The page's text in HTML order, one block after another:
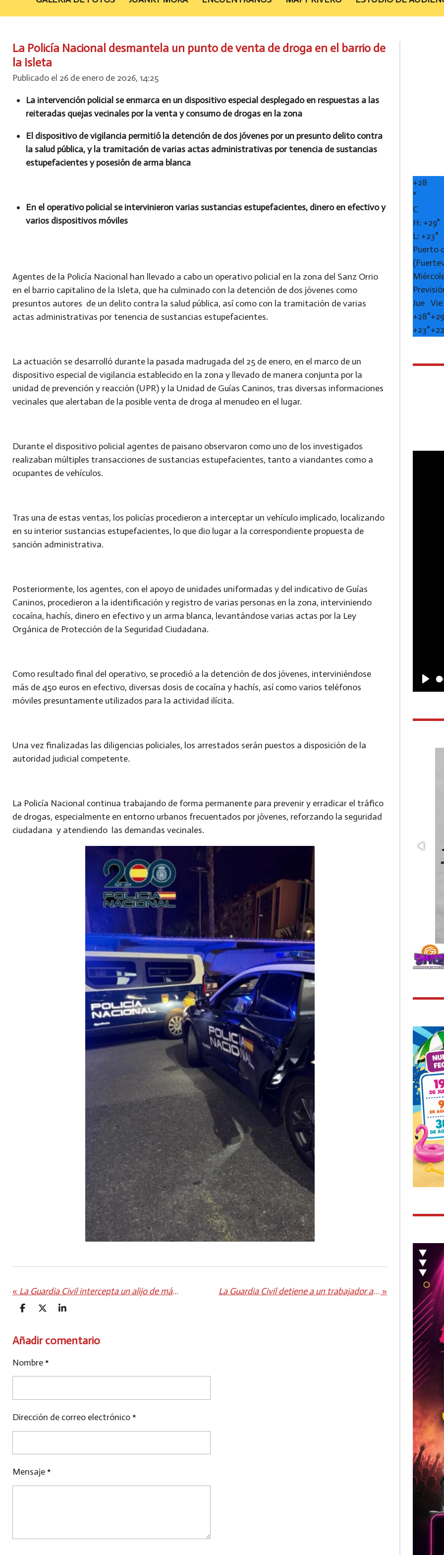
La Policía Nacional desmantela un punto de venta de droga en el barrio de
la Isleta
Publicado el 26 de enero de 2026, 14:25
La intervención policial se enmarca en un dispositivo especial desplegado en respuestas a las
reiteradas quejas vecinales por la venta y consumo de drogas en la zona
El dispositivo de vigilancia permitió la detención de dos jóvenes por un presunto delito contra
la salud pública, y la tramitación de varias actas administrativas por tenencia de sustancias
estupefacientes y posesión de arma blanca
En el operativo policial se intervinieron varias sustancias estupefacientes, dinero en efectivo y
varios dispositivos móviles
Agentes de la Policía Nacional han llevado a cabo un operativo policial en la zona del Sanz Orrio
en el barrio capitalino de la Isleta, que ha culminado con la detención de dos jóvenes como
presuntos autores de un delito contra la salud pública, así como con la tramitación de varias
actas administrativas por tenencia de sustancias estupefacientes.
La actuación se desarrolló durante la pasada madrugada del 25 de enero, en el marco de un
dispositivo especial de vigilancia establecido en la zona y llevado de manera conjunta por la
unidad de prevención y reacción (UPR) y la Unidad de Guías Caninos, tras diversas informaciones
vecinales que alertaban de la posible venta de droga al menudeo en el lugar.
Durante el dispositivo policial agentes de paisano observaron como uno de los investigados
realizaban múltiples transacciones de sustancias estupefacientes, tanto a viandantes como a
ocupantes de vehículos.
Tras una de estas ventas, los policías procedieron a interceptar un vehículo implicado, localizando
en su interior sustancias estupefacientes, lo que dio lugar a la correspondiente propuesta de
sanción administrativa.
Posteriormente, los agentes, con el apoyo de unidades uniformadas y del indicativo de Guías
Caninos, procedieron a la identificación y registro de varias personas en la zona, interviniendo
cocaína, hachís, dinero en efectivo y un arma blanca, levantándose varias actas por la Ley
Orgánica de Protección de la Seguridad Ciudadana.
Como resultado final del operativo, se procedió a la detención de dos jóvenes, interviniéndose
más de 450 euros en efectivo, diversas dosis de cocaína y hachís, así como varios teléfonos
móviles presuntamente utilizados para la actividad ilícita.
Una vez finalizadas las diligencias policiales, los arrestados serán puestos a disposición de la
autoridad judicial competente.
La Policía Nacional continua trabajando de forma permanente para prevenir y erradicar el tráfico
de drogas, especialmente en entorno urbanos frecuentados por jóvenes, reforzando la seguridad
ciudadana y atendiendo las demandas vecinales.
« La Guardia Civil intercepta un alijo de más de 850 kilos de hachís en Fuerteventura La Guardia Civil detiene a un trabajador aeroportuario por un presunto delito de hurto continuado en equipajes facturados en el Aeropuerto de Fuerteventura »
C
P
A
T
I
C
P
A
T
I
C
P
A
I
Añadir comentario
Nombre *
Dirección de correo electrónico *
Mensaje *
+28
°
C
H: +29°
L: +23°
Puerto
Jue Vie
+28°+
+23°+
P
a